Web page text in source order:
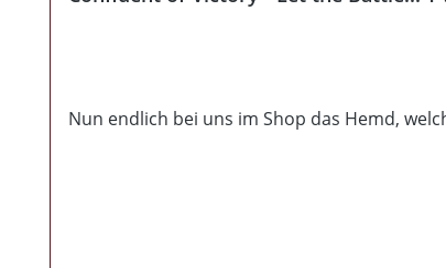
Nun endlich bei uns im Shop das Hemd,